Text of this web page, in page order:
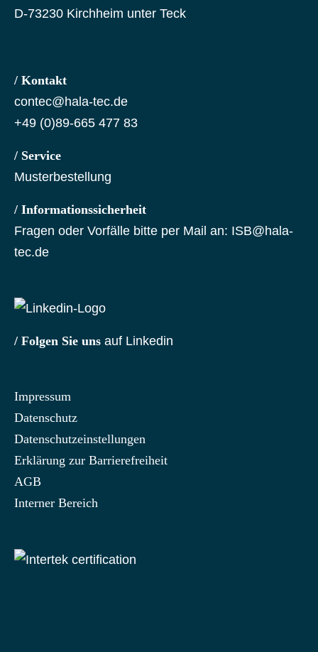
D-73230 Kirchheim unter Teck
/ Kontakt
contec@hala-tec.de
+49 (0)89-665 477 83
/ Service
Musterbestellung
/ Informationssicherheit
Fragen oder Vorfälle bitte per Mail an: ISB@hala-
tec.de
/ Folgen Sie uns auf Linkedin
Impressum
Datenschutz
Datenschutzeinstellungen
Erklärung zur Barrierefreiheit
AGB
Interner Bereich